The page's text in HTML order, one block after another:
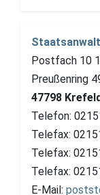
Postfach 10
Preußenring
47798 Krefeld
Telefon:
Telefax:
Telefax:
Telefax:
E-Mail: